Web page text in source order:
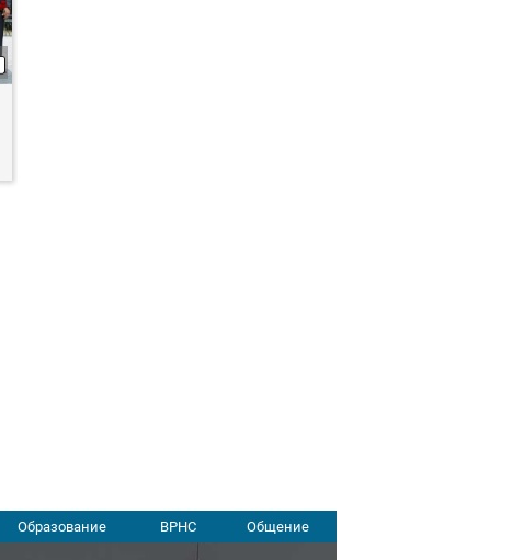
Образование ВРНС Общение